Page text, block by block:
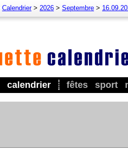
calendrier fêtes sport
Calendrier> 2026 > Septembre >